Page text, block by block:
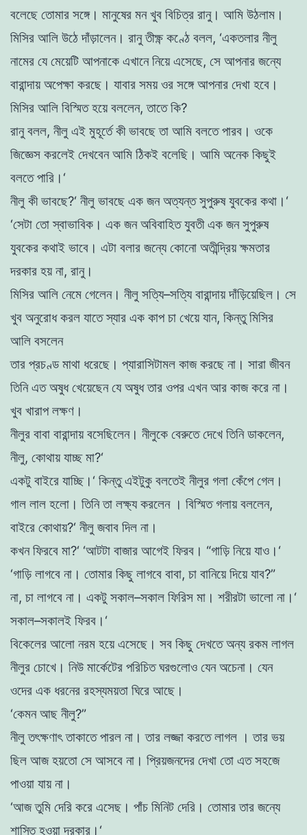
বলেছে তােমার সঙ্গে। মানুষের মনখুব বিচিত্র রানু। আমি উঠলাম ।
মিসির আলি উঠেদাঁড়ালেন। রানুতীক্ষ্ণকণ্ঠে বলল, ‘একতলার নীলু
নামের যেমেয়েটি আপনাকে এখানেনিয়েএসেছে, সে আপনার জন্যে
বারান্দায়অপেক্ষা করছে । যাবার সময়ওর সঙ্গেআপনার দেখা হবে ।
মিসির আলি বিস্মিতহয়েবললেন,তাতেকি?
রানুবলল, নীলু এই মুহূর্তেকীভাবছেতা আমি বলতেপারব । ওকে
জিজ্ঞেস করলেই দেখবেনআমি ঠিকই বলেছি । আমি অনেক কিছুই
বলতেপারি । ‘
নীলু কীভাবছে?‘ নীলু ভাবছে এক জনঅত্যন্তসুপুরুষযুবকের কথা । ‘
‘সেটা তােস্বাভাবিক । এক জনঅবিবাহিতযুবতীএক জনসুপুরুষ
যুবকের কথাই ভাবে । এটা বলার জন্যেকোনাে অতীন্দ্রিয়ক্ষমতার
দরকার হয়না, রানু।
মিসির আলি নেমে গেলেন। নীলু সত্যি–সত্যিবারান্দায়দাঁড়িয়েছিল । সে
খুব অনুরােধকরল যাতেস্যার এক কাপচা খেয়েযান, কিন্তুমিসির
আলি বসলেন
তার প্রচণ্ডমাথা ধরেছে । প্যারাসিটামল কাজকরছে না । সারা জীবন
তিনিএতঅষুধখেয়েছেনযেঅষুধতার ওপর এখনআর কাজকরে না ।
খুব খারাপলক্ষণ ।
নীলুর বাবা বারান্দায়বসেছিলেন। নীলুকে বেরুতেদেখে তিনিডাকলেন,
নীলু, কোথায়যাচ্ছমা?‘
একটু বাইরে যাচ্ছি। ‘ কিন্তুএইটুকু বলতেই নীলুর গলা কেঁপেগেল ।
গাল লাল হলাে । তিনিতা লক্ষ্যকরলেন । বিস্মিতগলায়বললেন,
বাইরে কোথায়?‘ নীলু জবাব দিল না ।
কখনফিরবে মা?‘ ‘আটটা বাজার আগেই ফিরব । “গাড়িনিয়েযাও । ‘
‘গাড়িলাগবে না । তােমার কিছু লাগবে বাবা, চা বানিয়েদিয়েযাব?”
না, চা লাগবে না । একটু সকাল–সকাল ফিরিস মা । শরীরটা ভালাে না । ‘
সকাল–সকালই ফিরব । ‘
বিকেলের আলাে নরম হয়েএসেছে । সব কিছু দেখতেঅন্যরকম লাগল
নীলুর চোখে । নিউমার্কেটের পরিচিতঘরগুলােও যেনঅচেনা । যেন
ওদের এক ধরনের রহস্যময়তা ঘিরে আছে ।
‘কেমনআছ নীলু?”
নীলুতৎক্ষণাৎতাকাতেপারল না ।তার লজ্জা করতেলাগল ।তার ভয়
ছিল আজহয়তাে সে আসবে না । প্রিয়জনদের দেখা তাে এতসহজে
পাওয়া যায়না ।
‘আজতুমি দেরি করে এসেছ । পাঁচ মিনিট দেরি । তােমারতার জন্যে
শাস্তিহওয়াদরকার । ‘